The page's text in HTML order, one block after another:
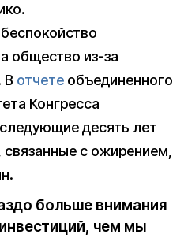
общество из-за
В отчете объединенного
Конгресса
десять лет
с ожирением,
больше внимания
чем мы